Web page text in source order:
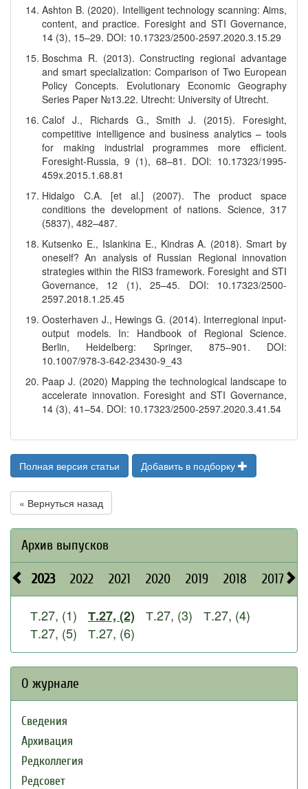
Ashton B. (2020). Intelligent technology scanning: Aims,
content, and practice. Foresight and STI Governance,
14 (3), 15–29. DOI: 10.17323/2500-2597.2020.3.15.29
Boschma R. (2013). Constructing regional advantage
and smart specialization: Comparison of Two European
Policy Concepts. Evolutionary Economic Geography
Series Paper №13.22. Utrecht: University of Utrecht.
Calof J., Richards G., Smith J. (2015). Foresight,
competitive intelligence and business analytics – tools
for making industrial programmes more efficient.
Foresight-Russia, 9 (1), 68–81. DOI: 10.17323/1995-
459x.2015.1.68.81
Hidalgo C.A. [et al.] (2007). The product space
conditions the development of nations. Science, 317
(5837), 482–487.
Kutsenko E., Islankina E., Kindras A. (2018). Smart by
oneself? An analysis of Russian Regional innovation
strategies within the RIS3 framework. Foresight and STI
Governance, 12 (1), 25–45. DOI: 10.17323/2500-
2597.2018.1.25.45
Oosterhaven J., Hewings G. (2014). Interregional input-
output models. In: Handbook of Regional Science.
Berlin, Heidelberg: Springer, 875–901. DOI:
10.1007/978-3-642-23430-9_43
Paap J. (2020) Mapping the technological landscape to
accelerate innovation. Foresight and STI Governance,
14 (3), 41–54. DOI: 10.17323/2500-2597.2020.3.41.54
Полная версия статьи Добавить в подборку
« Вернуться назад
Архив выпусков
2023 2022 2021 2020 2019 2018 2017
Т.27, (1) Т.27, (2) Т.27, (3)
Т.27, (4)
Т.27, (5)
Т.27, (6)
О журнале
Сведения
Архивация
Редколлегия
Редсовет